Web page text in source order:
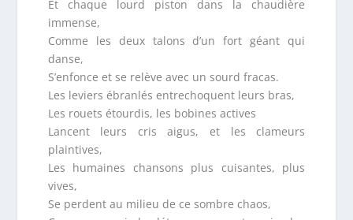
Et chaque lourd piston dans la chaudière
immense,
Comme les deux talons d’un fort géant qui
danse,
S’enfonce et se relève avec un sourd fracas.
Les leviers ébranlés entrechoquent leurs bras,
Les rouets étourdis, les bobines actives
Lancent leurs cris aigus, et les clameurs
plaintives,
Les humaines chansons plus cuisantes, plus
vives,
Se perdent au milieu de ce sombre chaos,